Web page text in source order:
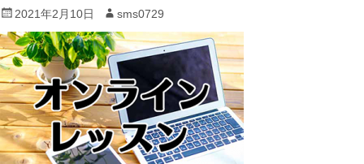
P
o
s
t
e
d
o
2021年2月10日
A
u
t
h
o
r
sms0729